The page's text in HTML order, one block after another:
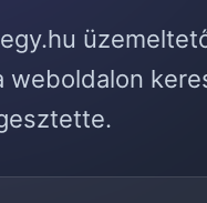
weboldalon